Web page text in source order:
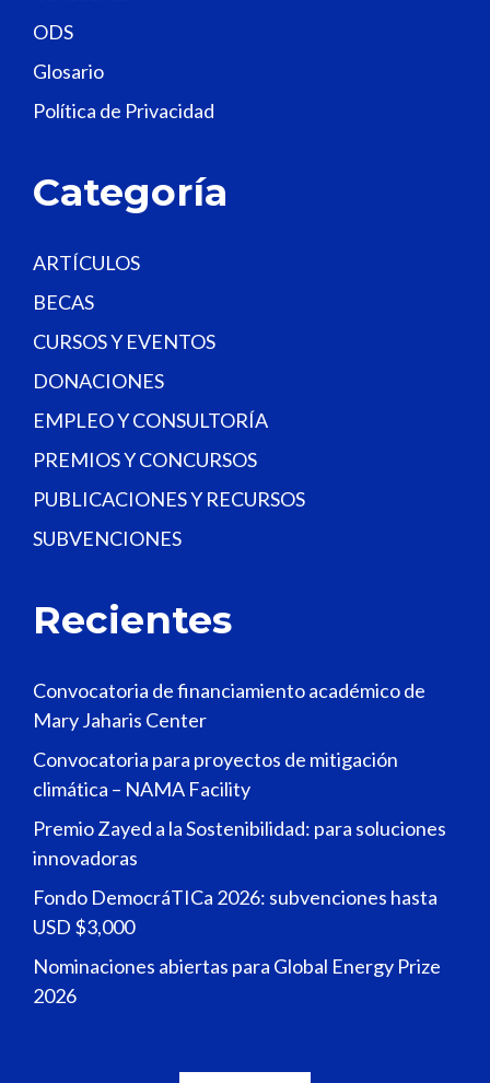
e
d
b
n
.
ODS
Glosario
Política de Privacidad
Categoría
ARTÍCULOS
BECAS
CURSOS Y EVENTOS
DONACIONES
EMPLEO Y CONSULTORÍA
PREMIOS Y CONCURSOS
PUBLICACIONES Y RECURSOS
SUBVENCIONES
Recientes
Convocatoria de financiamiento académico de
Mary Jaharis Center
Convocatoria para proyectos de mitigación
climática – NAMA Facility
Premio Zayed a la Sostenibilidad: para soluciones
innovadoras
Fondo DemocráTICa 2026: subvenciones hasta
USD $3,000
Nominaciones abiertas para Global Energy Prize
2026